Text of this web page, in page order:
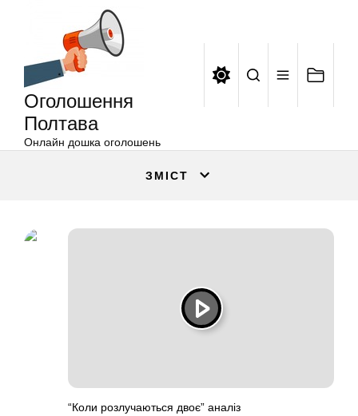
Оголошення
Полтава
Онлайн дошка оголошень
ЗМІСТ
“Коли розлучаються двоє” аналіз